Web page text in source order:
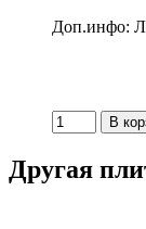
Доп.инфо:
Другая